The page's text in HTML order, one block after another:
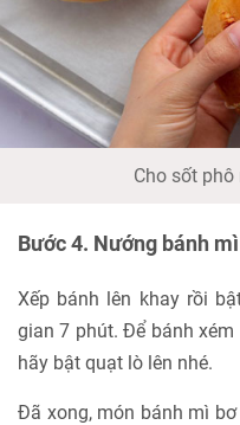
Cho sốt
Bước 4. Nướng bánh
Xếp bánh lên khay rồi
gian 7 phút. Để bánh
hãy bật quạt lò lên nhé.
Đã xong, món bánh mì